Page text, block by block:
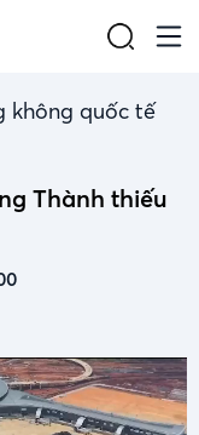
không quốc tế
Thành thiếu